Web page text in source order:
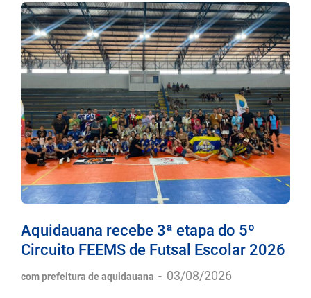
Aquidauana recebe 3ª etapa do 5º
Circuito FEEMS de Futsal Escolar 2026
com prefeitura de aquidauana - 03/08/2026